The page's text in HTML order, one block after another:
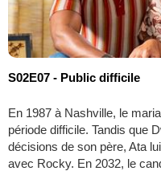
S02E07 - Public difficile
En 1987 à Nashville, le
période difficile. Tandis que
décisions de son père, Ata
avec Rocky. En 2032, le